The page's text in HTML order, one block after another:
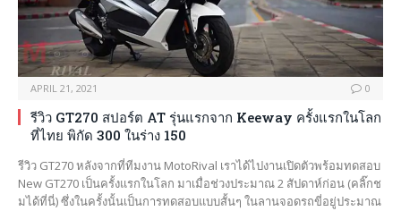
APRIL 21, 2021 0
รีวิว GT270 สปอร์ต AT รุ่นแรกจาก Keeway ครั้งแรกในโลก
ที่ไทย พิกัด 300 ในร่าง 150
รีวิว GT270 หลังจากที่ทีมงาน MotoRival เราได้ไปงานเปิดตัวพร้อมทดสอบ
New GT270 เป็นครั้งแรกในโลก มาเมื่อช่วงประมาณ 2 สัปดาห์ก่อน (คลิ๊กช
มได้ที่นี่) ซึ่งในครั้งนั้นเป็นการทดสอบแบบสั้นๆ ในลานจอดรถขี่อยู่ประมาณ